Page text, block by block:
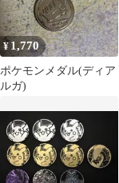
¥ 1,770
ポケモンメダル(ディア
ルガ)